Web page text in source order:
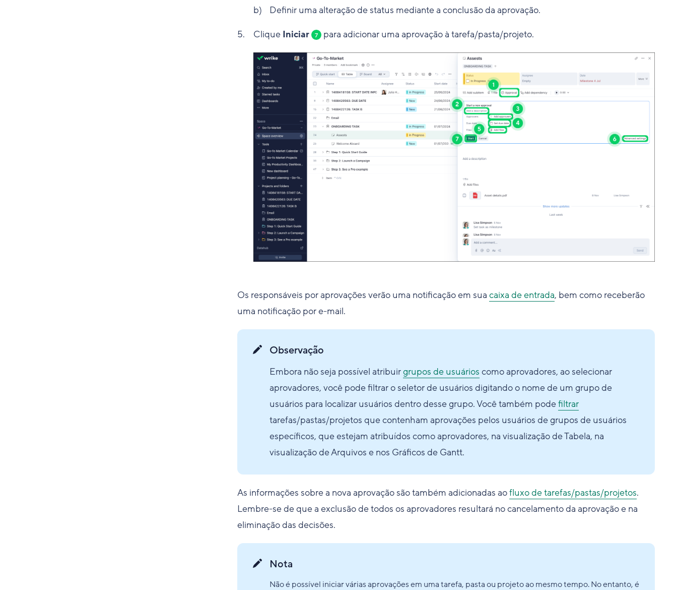
Definir uma alteração de status mediante a conclusão da aprovação.
Clique Iniciar 7 para adicionar uma aprovação à tarefa/pasta/projeto.
Os responsáveis por aprovações verão uma notificação em sua caixa de entrada, bem como receberão
uma notificação por e-mail.
Observação
Embora não seja possível atribuirgrupos de usuários como aprovadores, ao selecionar
aprovadores, você pode filtrar o seletor de usuários digitando o nome de um grupo de
usuários para localizar usuários dentro desse grupo. Você também podefiltrar
tarefas/pastas/projetos que contenham aprovações pelos usuários de grupos de usuários
específicos, que estejam atribuídos como aprovadores, na visualização de Tabela, na
visualização de Arquivos e nos Gráficos de Gantt.
As informações sobre a nova aprovação são também adicionadas aofluxo de tarefas/pastas/projetos.
Lembre-se de que a exclusão de todos os aprovadores resultará no cancelamento da aprovação e na
eliminação das decisões.
Nota
Não é possível iniciar várias aprovações em uma tarefa, pasta ou projeto ao mesmo tempo. No entanto, é